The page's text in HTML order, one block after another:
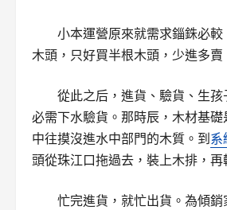
小本運營原來就需求錙銖必
木頭，只好買半根木頭，少進多賣
從此之后，進貨、驗貨、生
必需下水驗貨。那時辰，木材基
中往摸沒進水中部門的木質。到系
頭從珠江口拖過去，裝上木排，
忙完進貨，就忙出貨。為傾